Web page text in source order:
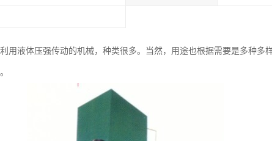
用液体压强传动的机械，种类很多。当然，用途也根据需要是多种多